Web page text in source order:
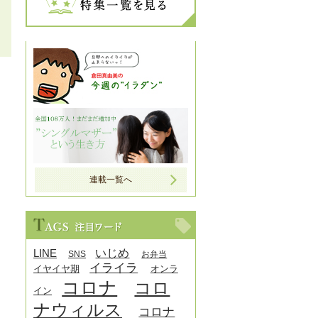
連載一覧へ
LINE SNS いじめ お弁当
イヤイヤ期 イライラ オンラ
イン コロナ
コロ
ナウィルス
コロナ